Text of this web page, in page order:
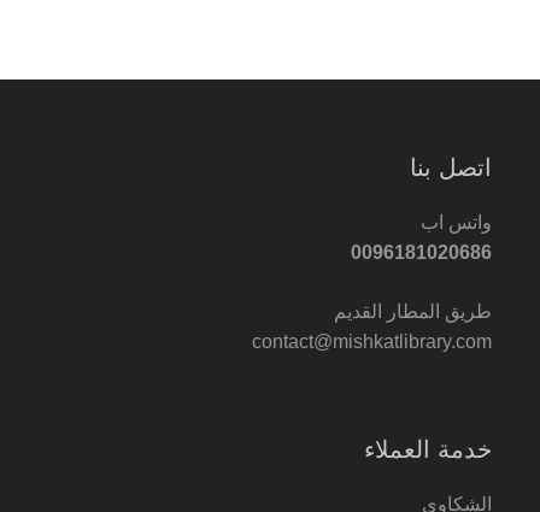
اتصل بنا
واتس اب
0096181020686
طريق المطار القديم
contact@mishkatlibrary.com
خدمة العملاء
الشكاوى